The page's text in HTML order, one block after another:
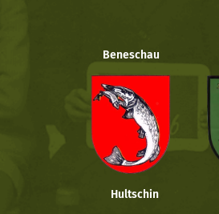
Beneschau
Hultschin